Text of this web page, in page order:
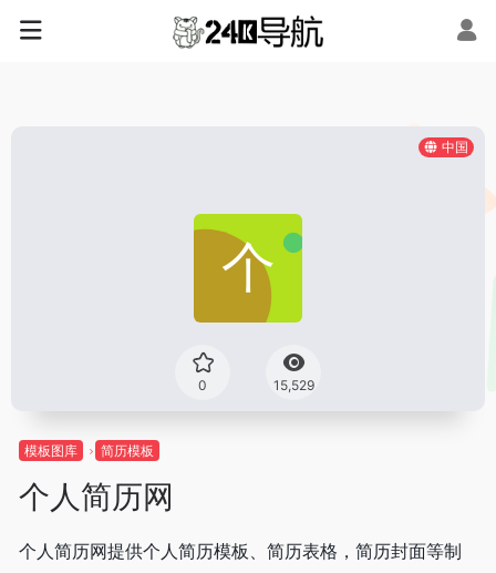
中国
0 15,529
模板图库 简历模板
个人简历网
个人简历网提供个人简历模板、简历表格，简历封面等制